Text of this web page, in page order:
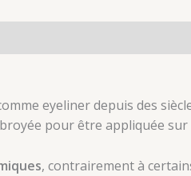
eyeliner depuis des
pour être appliquée sur
, contrairement à